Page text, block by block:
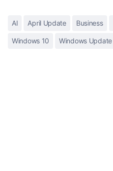
AI April Update Business
Windows 10 Windows Update